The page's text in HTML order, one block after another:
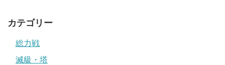
カテゴリー
総力戦
滅級・塔